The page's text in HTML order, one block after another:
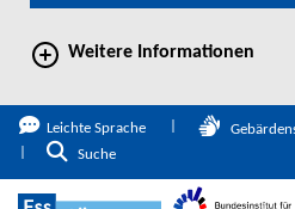
Weitere Informationen
direkt zum Hauptinhalt springen
Leichte Sprache
Zur Suche
Suche